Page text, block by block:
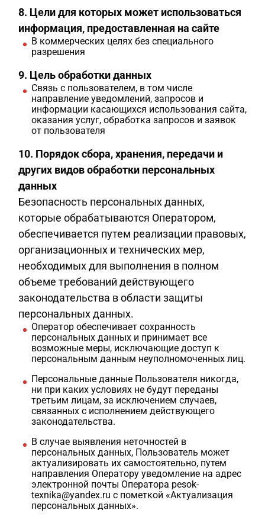
8. Цели для которых может использоваться
информация, предоставленная на сайте
В коммерческих целях без специального
разрешения
9. Цель обработки данных
Связь с пользователем, в том числе
направление уведомлений, запросов и
информации касающихся использования сайта,
оказания услуг, обработка запросов и заявок
от пользователя
10. Порядок сбора, хранения, передачи и
других видов обработки персональных
данных
Безопасность персональных данных,
которые обрабатываются Оператором,
обеспечивается путем реализации правовых,
организационных и технических мер,
необходимых для выполнения в полном
объеме требований действующего
законодательства в области защиты
персональных данных.
Оператор обеспечивает сохранность
персональных данных и принимает все
возможные меры, исключающие доступ к
персональным данным неуполномоченных лиц.
Персональные данные Пользователя никогда,
ни при каких условиях не будут переданы
третьим лицам, за исключением случаев,
связанных с исполнением действующего
законодательства.
В случае выявления неточностей в
персональных данных, Пользователь может
актуализировать их самостоятельно, путем
направления Оператору уведомление на адрес
электронной почты Оператора pesok-
texnika@yandex.ru с пометкой «Актуализация
персональных данных».